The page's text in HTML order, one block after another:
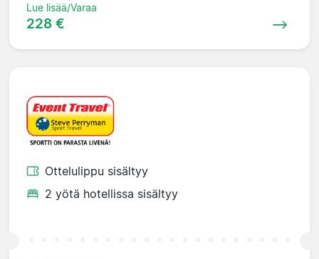
Lue lisää/Varaa
228 €
Ottelulippu sisältyy
2 yötä hotellissa sisältyy